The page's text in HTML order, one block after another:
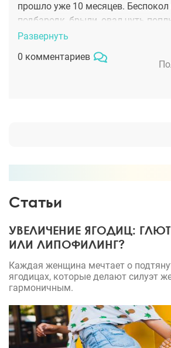
прошло уже 10 месяцев. Беспокол
подбародк, брыли, овал чуть
контур стал более четким, второй
сильного после процедуры не
Развернуть
0 комментариев
Статьи
УВЕЛИЧЕНИЕ ЯГОДИЦ:
ИЛИ ЛИПОФИЛИНГ?
Каждая женщина мечтает о
ягодицах, которые делают силуэт
гармоничным.